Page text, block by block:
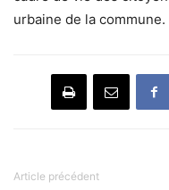
urbaine de la commune.
Article précédent